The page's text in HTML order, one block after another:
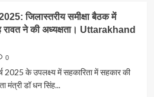
2025: जिलास्तरीय समीक्षा बैठक में
रावत ने की अध्यक्षता। Uttarakhand
0
2025 के उपलक्ष्य में सहकारिता में सहकार की
मंत्री डॉ धन सिंह...